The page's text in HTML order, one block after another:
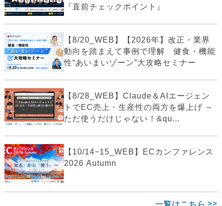
『直前チェックポイント』
【8/20_WEB】【2026年】改正・業界
動向を踏まえて事例で理解 健食・機能
性“あいまいゾーン”大攻略セミナー
【8/28_WEB】Claude＆AIエージェン
トでEC売上・生産性の両方を爆上げ ～
ただ使うだけじゃない！&qu...
【10/14−15_WEB】ECカンファレンス
2026 Autumn
一覧はこちら